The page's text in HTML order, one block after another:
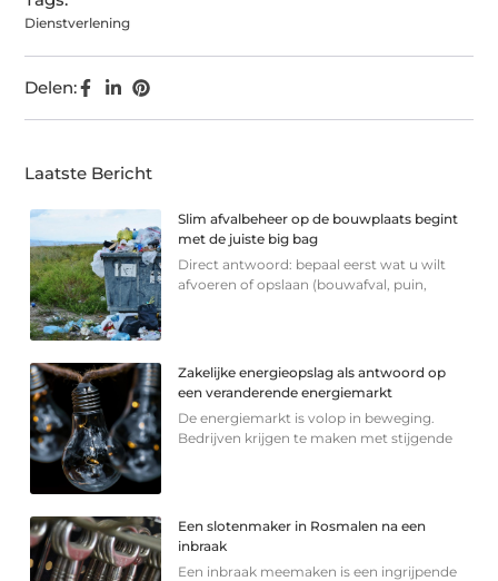
Dienstverlening
Delen:
Laatste Bericht
Slim afvalbeheer op de bouwplaats begint
met de juiste big bag
Direct antwoord: bepaal eerst wat u wilt
afvoeren of opslaan (bouwafval, puin,
Zakelijke energieopslag als antwoord op
een veranderende energiemarkt
De energiemarkt is volop in beweging.
Bedrijven krijgen te maken met stijgende
Een slotenmaker in Rosmalen na een
inbraak
Een inbraak meemaken is een ingrijpende